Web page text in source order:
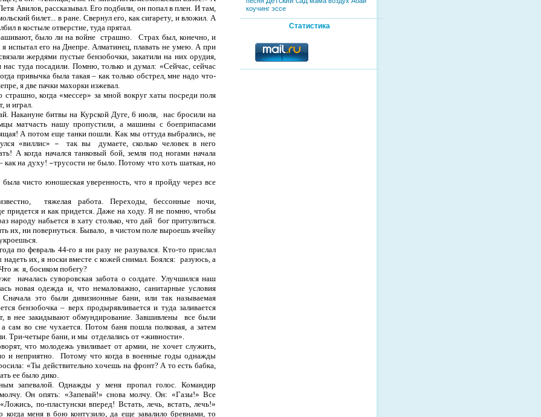
Авилов, рассказывал. Его подбили, он попал в плен. И там,
билет... в ране. Свернул его, как сигарету, и вложил. А
в костыле отверстие, туда прятал.
было ли на войне страшно.
Страх был, конечно, и
я испытал его на Днепре. Алматинец, плавать не умею. А при
жердями пустые бензобочки, закатили на них орудия,
нас туда посадили. Помню, только и думал: «Сейчас, сейчас
привычка была такая–как только обстрел, мне надо что-
я две пачки махорки изжевал.
страшно, когда «мессер» за мной вокруг хаты посреди поля
и играл.
Накануне битвы на Курской Дуге, 6 июля,
нас бросили на
матчасть нашу пропустили, а машины с боеприпасами
А потом еще танки пошли. Как мы оттуда выбрались, не
«виллис» – так вы
думаете, сколько человек в него
А когда начался танковый бой, земля под ногами начала
как на духу! –трусости не было. Потому что хоть шаткая, но
была чисто юношеская уверенность, что я пройду через все
тяжелая работа. Переходы, бессонные ночи,
придется и как придется. Даже на ходу. Я не помню, чтобы
народу набьется в хату столько, что дай бог притулиться.
их, ни повернуться. Бывало,
в чистом поле выроешь ячейку
по февраль 44-го я ни разу не разувался. Кто-то прислал
их, я носки вместе с кожей снимал. Боялся: разуюсь, а
ж я, босиком побегу?
началась суворовская забота о солдате. Улучшился наш
новая одежда и, что немаловажно, санитарные условия
это были дивизионные бани, или так называемая
бензобочка– верх продырявливается и туда заливается
в нее закидывают обмундирование. Завшивлены
все были
сам во сне чухается. Потом баня пошла полковая, а затем
Три-четыре бани, и мы отделались от «живности».
что молодежь увиливает от армии, не хочет служить,
и неприятно.
Потому что когда в военные годы однажды
«Ты действительно хочешь на фронт? А то есть бабка,
ее было дико.
запевалой. Однажды у меня пропал голос. Командир
Он опять: «Запевай!» снова молчу. Он: «Газы!» Все
по-пластунски вперед! Встать, лечь, встать, лечь!»
меня в бою контузило, да еще завалило бревнами, то
коучинг эссе
Статистика